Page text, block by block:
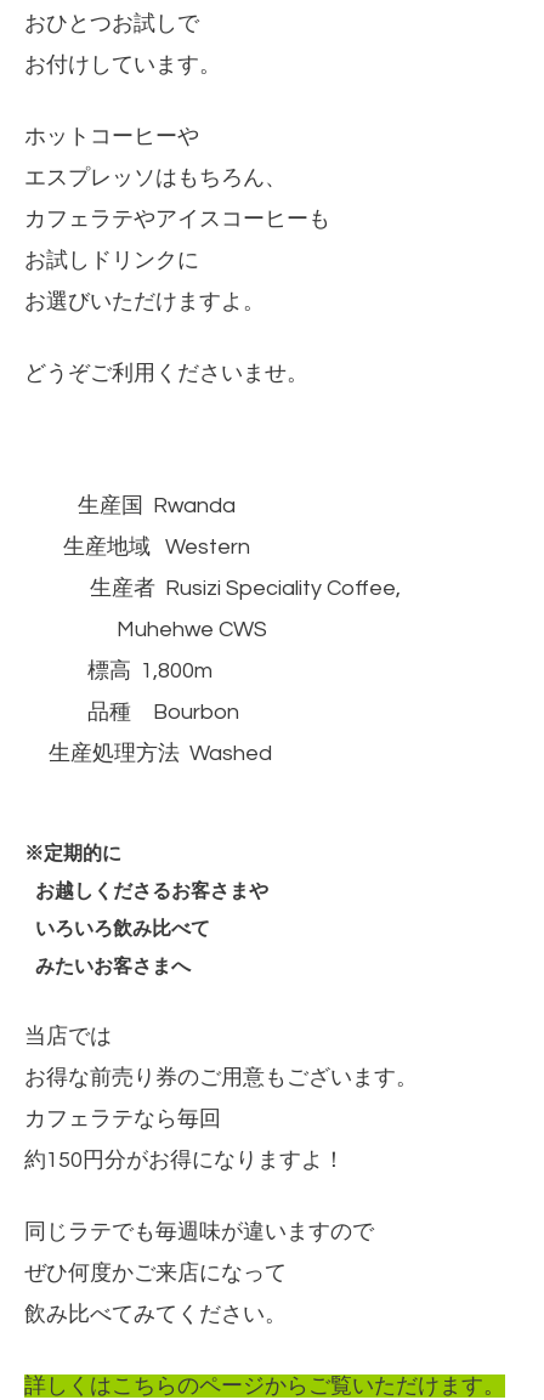
おひとつお試しで
お付けしています。
ホットコーヒーや
エスプレッソはもちろん、
カフェラテやアイスコーヒーも
お試しドリンクに
お選びいただけますよ。
どうぞご利用くださいませ。
生産国 Rwanda
生産地域 Western
生産者 Rusizi Speciality Coffee,
Muhehwe CWS
標高 1,800m
品種 Bourbon
生産処理方法 Washed
※定期的に
お越しくださるお客さまや
いろいろ飲み比べて
みたいお客さまへ
当店では
お得な前売り券のご用意もございます。
カフェラテなら毎回
約150円分がお得になりますよ！
同じラテでも毎週味が違いますので
ぜひ何度かご来店になって
飲み比べてみてください。
詳しくはこちらのページからご覧いただけます。